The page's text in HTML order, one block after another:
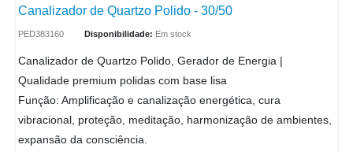
Canalizador de Quartzo Polido - 30/50
PED383160 Disponibilidade: Em stock
Canalizador de Quartzo Polido, Gerador de Energia |
Qualidade premium polidas com base lisa
Função: Amplificação e canalização energética, cura
vibracional, proteção, meditação, harmonização de ambientes,
expansão da consciência.